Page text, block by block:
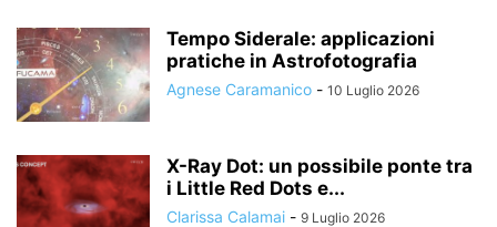
Tempo Siderale: applicazioni
pratiche in Astrofotografia
Agnese Caramanico - 10 Luglio 2026
X-Ray Dot: un possibile ponte tra
i Little Red Dots e...
Clarissa Calamai - 9 Luglio 2026